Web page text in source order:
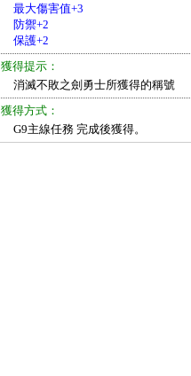
最大傷害值+3
防禦+2
保護+2
獲得提示：
消滅不敗之劍勇士所獲得的稱號
獲得方式：
G9主線任務 完成後獲得。